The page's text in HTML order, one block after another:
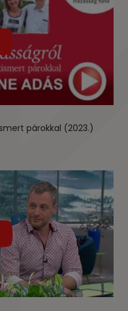
párokkal (2023.)